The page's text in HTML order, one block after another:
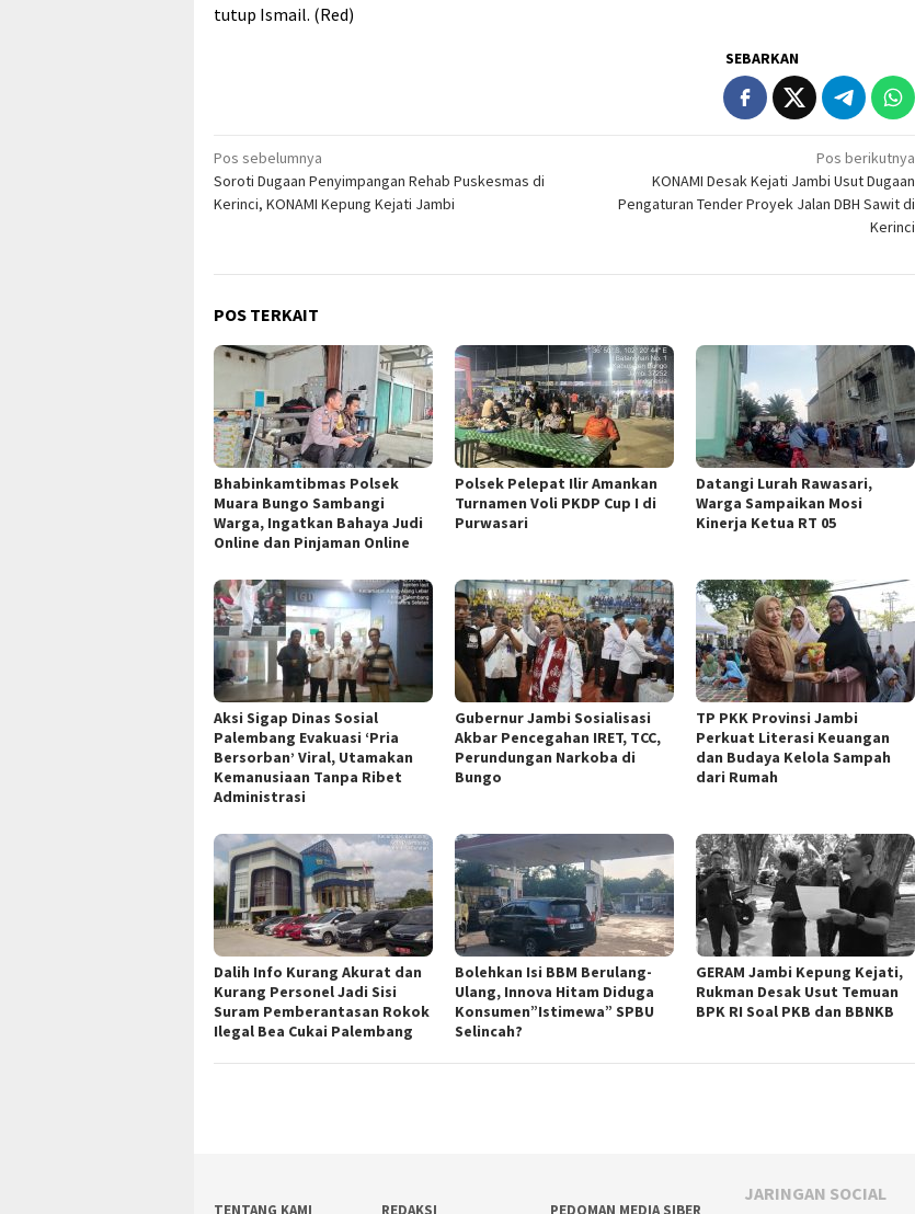
tutup Ismail. (Red)
SEBARKAN
Navigasi
pos
Pos sebelumnya
Soroti Dugaan Penyimpangan Rehab Puskesmas di
Kerinci, KONAMI Kepung Kejati Jambi
Pos berikutnya
KONAMI Desak Kejati Jambi Usut Dugaan
Pengaturan Tender Proyek Jalan DBH Sawit di
Kerinci
POS TERKAIT
Bhabinkamtibmas Polsek
Muara Bungo Sambangi
Warga, Ingatkan Bahaya Judi
Online dan Pinjaman Online
Polsek Pelepat Ilir Amankan
Turnamen Voli PKDP Cup I di
Purwasari
Datangi Lurah Rawasari,
Warga Sampaikan Mosi
Kinerja Ketua RT 05
Aksi Sigap Dinas Sosial
Palembang Evakuasi ‘Pria
Bersorban’ Viral, Utamakan
Kemanusiaan Tanpa Ribet
Administrasi
Gubernur Jambi Sosialisasi
Akbar Pencegahan IRET, TCC,
Perundungan Narkoba di
Bungo
TP PKK Provinsi Jambi
Perkuat Literasi Keuangan
dan Budaya Kelola Sampah
dari Rumah
Dalih Info Kurang Akurat dan
Kurang Personel Jadi Sisi
Suram Pemberantasan Rokok
Ilegal Bea Cukai Palembang
Bolehkan Isi BBM Berulang-
Ulang, Innova Hitam Diduga
Konsumen”Istimewa” SPBU
Selincah?
GERAM Jambi Kepung Kejati,
Rukman Desak Usut Temuan
BPK RI Soal PKB dan BBNKB
TENTANG KAMI REDAKSI PEDOMAN MEDIA SIBER
JARINGAN SOCIAL